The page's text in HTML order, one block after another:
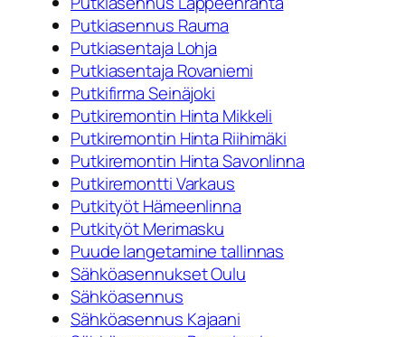
Putkiasennus Rauma
Putkiasentaja Lohja
Putkiasentaja Rovaniemi
Putkifirma Seinäjoki
Putkiremontin Hinta Mikkeli
Putkiremontin Hinta Riihimäki
Putkiremontin Hinta Savonlinna
Putkiremontti Varkaus
Putkityöt Hämeenlinna
Putkityöt Merimasku
Puude langetamine tallinnas
Sähköasennukset Oulu
Sähköasennus
Sähköasennus Kajaani